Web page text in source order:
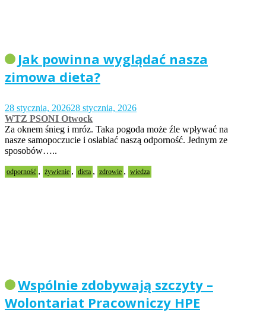
Jak powinna wyglądać nasza
zimowa dieta?
28 stycznia, 202628 stycznia, 2026
WTZ PSONI Otwock
Za oknem śnieg i mróz. Taka pogoda może źle wpływać na
nasze samopoczucie i osłabiać naszą odporność. Jednym ze
sposobów…..
odporność , żywienie , dieta , zdrowie , wiedza
Wspólnie zdobywają szczyty –
Wolontariat Pracowniczy HPE